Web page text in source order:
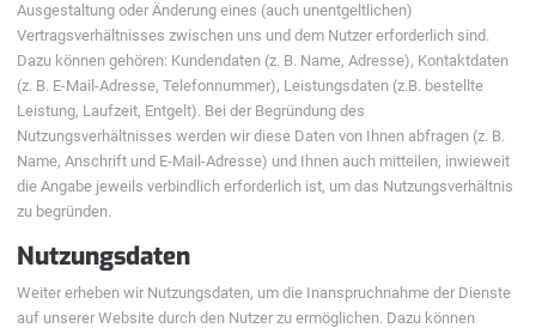
Ausgestaltung oder Änderung eines (auch unentgeltlichen)
Vertragsverhältnisses zwischen uns und dem Nutzer erforderlich sind.
Dazu können gehören: Kundendaten (z. B. Name, Adresse), Kontaktdaten
(z. B. E-Mail-Adresse, Telefonnummer), Leistungsdaten (z.B. bestellte
Leistung, Laufzeit, Entgelt). Bei der Begründung des
Nutzungsverhältnisses werden wir diese Daten von Ihnen abfragen (z. B.
Name, Anschrift und E-Mail-Adresse) und Ihnen auch mitteilen, inwieweit
die Angabe jeweils verbindlich erforderlich ist, um das Nutzungsverhältnis
zu begründen.
Nutzungsdaten
Weiter erheben wir Nutzungsdaten, um die Inanspruchnahme der Dienste
auf unserer Website durch den Nutzer zu ermöglichen. Dazu können